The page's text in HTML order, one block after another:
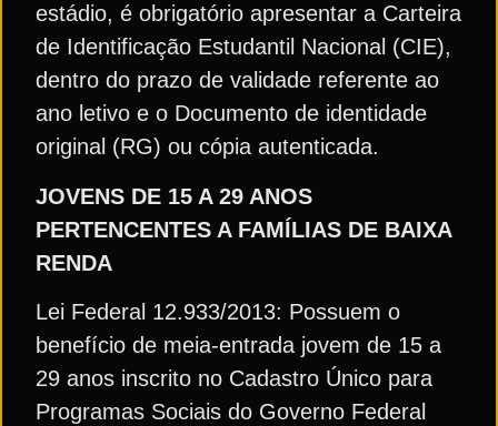
estádio, é obrigatório apresentar a Carteira
de Identificação Estudantil Nacional (CIE),
dentro do prazo de validade referente ao
ano letivo e o Documento de identidade
original (RG) ou cópia autenticada.
JOVENS DE 15 A 29 ANOS
PERTENCENTES A FAMÍLIAS DE BAIXA
RENDA
Lei Federal 12.933/2013: Possuem o
benefício de meia-entrada jovem de 15 a
29 anos inscrito no Cadastro Único para
Programas Sociais do Governo Federal